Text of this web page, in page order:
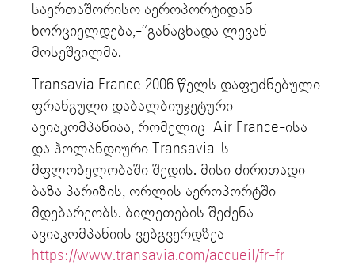
საერთაშორისო აეროპორტიდან
ხორციელდება,-“განაცხადა ლევან
მოსეშვილმა.
Transavia France 2006 წელს დაფუძნებული
ფრანგული დაბალბიუჯეტური
ავიაკომპანიაა, რომელიც Air France-ისა
და ჰოლანდიური Transavia-ს
მფლობელობაში შედის. მისი ძირითადი
ბაზა პარიზის, ორლის აეროპორტში
მდებარეობს. ბილეთების შეძენა
ავიაკომპანიის ვებგვერდზეა
https://www.transavia.com/accueil/fr-fr